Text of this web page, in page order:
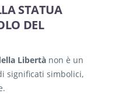
STATUA
DEL
Libertà non è un
significati simbolici,